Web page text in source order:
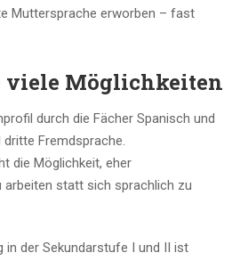
Muttersprache erworben – fast
viele Möglichkeiten
durch die Fächer Spanisch und
Fremdsprache.
die Möglichkeit, eher
statt sich sprachlich zu
in der Sekundarstufe I und II ist